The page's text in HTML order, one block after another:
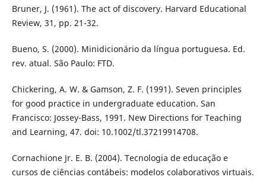
Bruner, J. (1961). The act of discovery. Harvard Educational
Review, 31, pp. 21-32.
Bueno, S. (2000). Minidicionário da língua portuguesa. Ed.
rev. atual. São Paulo: FTD.
Chickering, A. W. & Gamson, Z. F. (1991). Seven principles
for good practice in undergraduate education. San
Francisco: Jossey-Bass, 1991. New Directions for Teaching
and Learning, 47. doi: 10.1002/tl.37219914708.
Cornachione Jr. E. B. (2004). Tecnologia de educação e
cursos de ciências contábeis: modelos colaborativos virtuais.